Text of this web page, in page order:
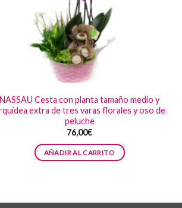
NASSAU Cesta con planta tamaño medio y
extra de tres varas florales y oso de
peluche
76,00€
AÑADIR AL CARRITO